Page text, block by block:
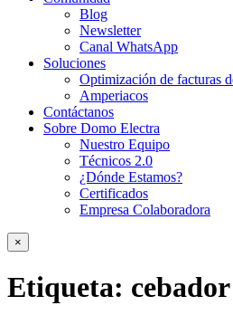
Blog
Newsletter
Canal WhatsApp
Soluciones
Optimización de facturas
Amperiacos
Contáctanos
Sobre Domo Electra
Nuestro Equipo
Técnicos 2.0
¿Dónde Estamos?
Certificados
Empresa Colaboradora
×
Etiqueta: cebador